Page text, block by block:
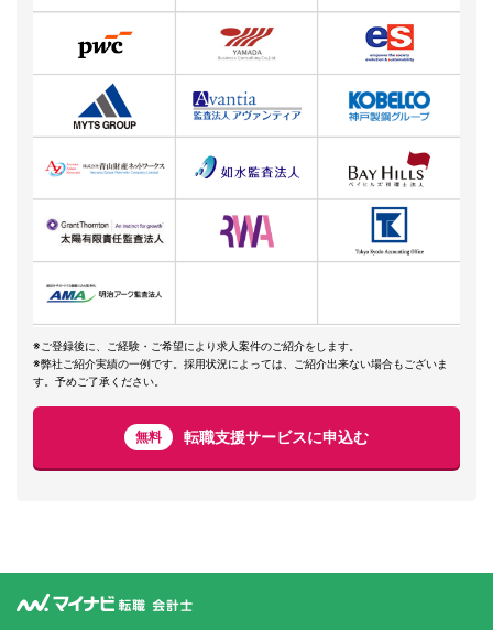
※ご登録後に、ご経験・ご希望により求人案件のご紹介をします。
※弊社ご紹介実績の一例です。採用状況によっては、ご紹介出来ない場合もございま
す。予めご了承ください。
無料 転職支援サービスに申込む